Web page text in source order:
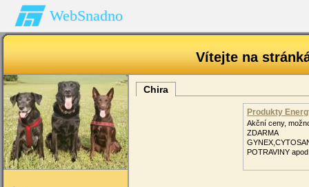
WebSnadno
Vítejte na
Chira
Produkty
Akční ceny,
ZDARMA
POTRAVINY apod